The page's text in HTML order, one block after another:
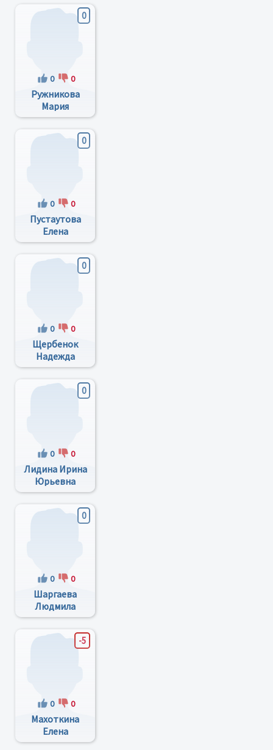
0
0 0
Ружникова
Мария
Леонидовна
0
0 0
Пустаутова
Елена
Ивановна
0
0 0
Щербенок
Надежда
Вячеславовна
0
0 0
Лидина Ирина
Юрьевна
0
0 0
Шаргаева
Людмила
Николаевна
-5
0 0
Махоткина
Елена
Викторовна